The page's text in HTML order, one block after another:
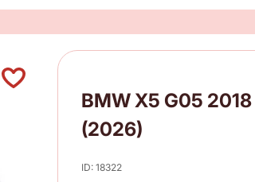
BMW X5 G05
(2026)
ID: 18322